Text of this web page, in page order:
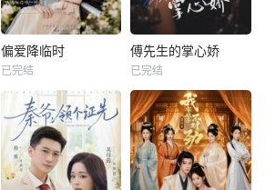
偏爱降临时
已完结
傅先生的掌心娇
已完结